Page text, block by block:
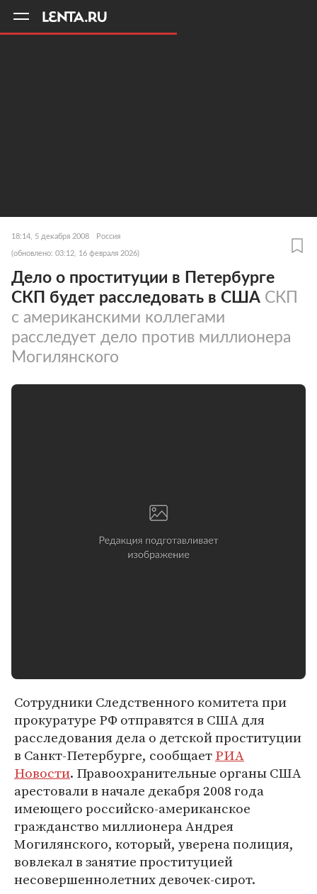
18:14, 5 декабря 2008 Россия
(обновлено: 03:12, 16 февраля 2026)
Дело о проституции в Петербурге
СКП будет расследовать в США СКП
с американскими коллегами
расследует дело против миллионера
Могилянского
Сотрудники Следственного комитета при
прокуратуре РФ отправятся в США для
расследования дела о детской проституции
в Санкт-Петербурге, сообщаетРИА
Новости. Правоохранительные органы США
арестовали в начале декабря 2008 года
имеющего российско-американское
гражданство миллионера Андрея
Могилянского, который, уверена полиция,
вовлекал в занятие проституцией
несовершеннолетних девочек-сирот.